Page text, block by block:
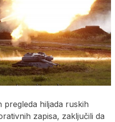
pregleda hiljada ruskih
zapisa, zaključili da